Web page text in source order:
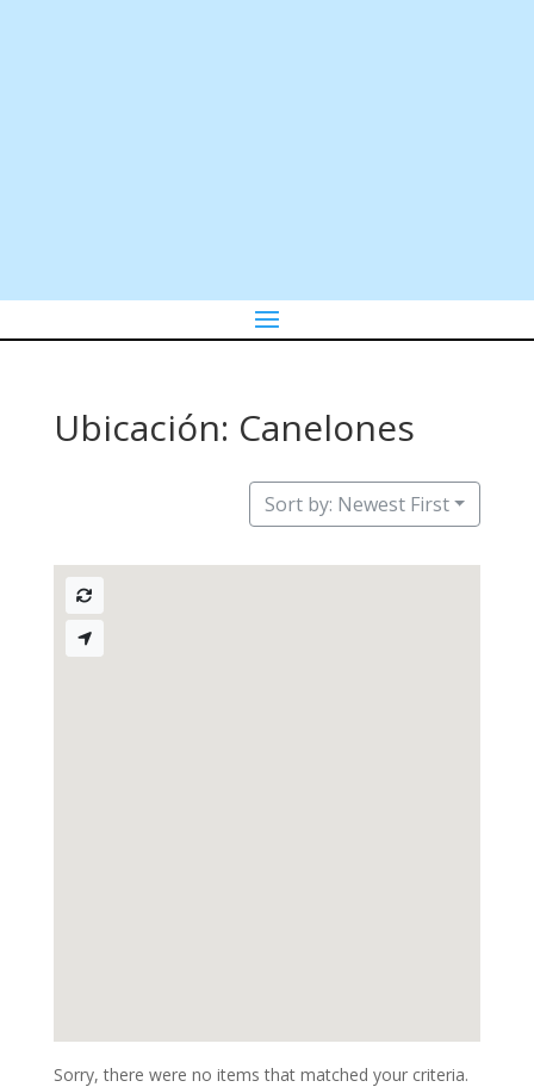
Ubicación: Canelones
Sort by: Newest First
Sorry, there were no items that matched your criteria.